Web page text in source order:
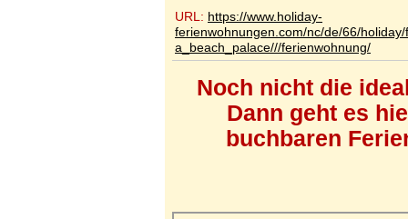
URL: https://www.holiday-
ferienwohnungen.com/nc/de/66/
a_beach_palace///ferienwohnung/
Noch nicht die
Dann geht es
buchbaren